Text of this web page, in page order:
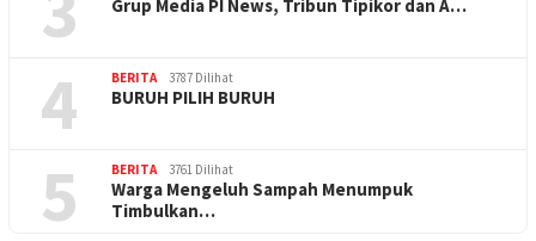
Grup Media PI News, Tribun Tipikor dan A…
4 BERITA 3787 Dilihat
BURUH PILIH BURUH
5 BERITA 3761 Dilihat
Warga Mengeluh Sampah Menumpuk
Timbulkan…